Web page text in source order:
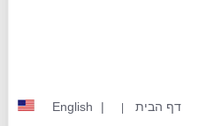
דף הבית |
English